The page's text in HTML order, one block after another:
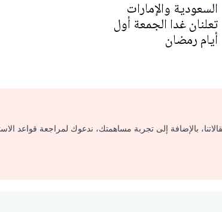
السعودية والإمارات
تعلنان غدا الجمعة أول
أيام رمضان
بالإضافة إلى تجربة مساهمتك، ندعوك لمراجعة قواعد